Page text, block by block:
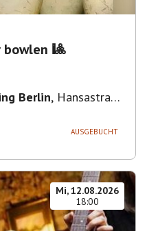
bowlen 🎱
Berlin, Hansastraße
AUSGEBUCHT
Mi, 12.08.2026
18:00